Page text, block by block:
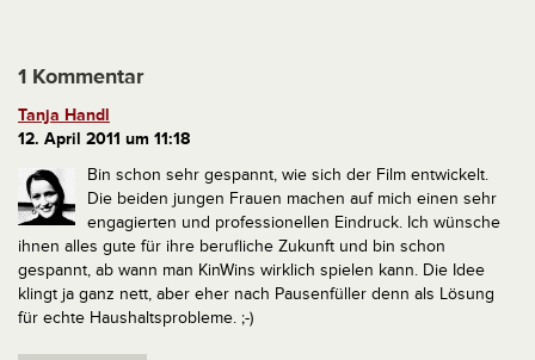
1 Kommentar
Tanja Handl
12. April 2011 um 11:18
Bin schon sehr gespannt, wie sich der Film entwickelt.
Die beiden jungen Frauen machen auf mich einen sehr
engagierten und professionellen Eindruck. Ich wünsche
ihnen alles gute für ihre berufliche Zukunft und bin schon
gespannt, ab wann man KinWins wirklich spielen kann. Die Idee
klingt ja ganz nett, aber eher nach Pausenfüller denn als Lösung
für echte Haushaltsprobleme. ;-)